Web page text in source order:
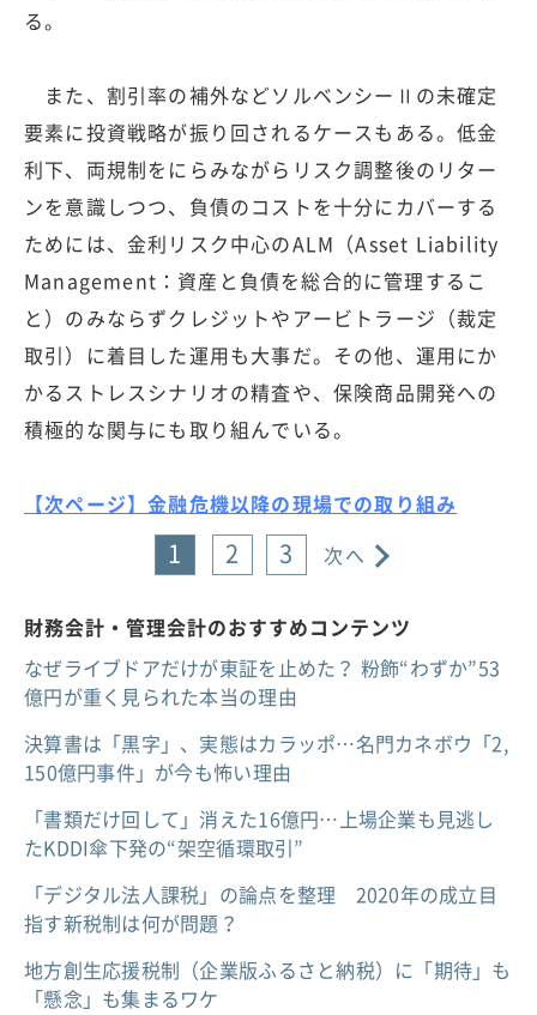
る。
また、割引率の補外などソルベンシーⅡの未確定
要素に投資戦略が振り回されるケースもある。低金
利下、両規制をにらみながらリスク調整後のリター
ンを意識しつつ、負債のコストを十分にカバーする
ためには、金利リスク中心のALM（Asset Liability
Management：資産と負債を総合的に管理するこ
と）のみならずクレジットやアービトラージ（裁定
取引）に着目した運用も大事だ。その他、運用にか
かるストレスシナリオの精査や、保険商品開発への
積極的な関与にも取り組んでいる。
【次ページ】金融危機以降の現場での取り組み
1 2 3 次へ
財務会計・管理会計のおすすめコンテンツ
なぜライブドアだけが東証を止めた？ 粉飾“わずか”53
億円が重く見られた本当の理由
決算書は「黒字」、実態はカラッポ…名門カネボウ「2,
150億円事件」が今も怖い理由
「書類だけ回して」消えた16億円…上場企業も見逃し
たKDDI傘下発の“架空循環取引”
「デジタル法人課税」の論点を整理 2020年の成立目
指す新税制は何が問題？
地方創生応援税制（企業版ふるさと納税）に「期待」も
「懸念」も集まるワケ